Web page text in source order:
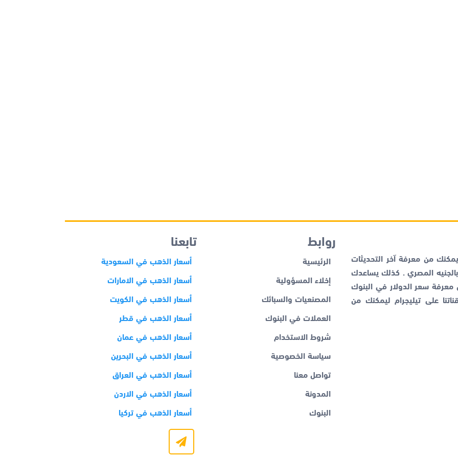
من معرفة آخر التحديثات
المصري . كذلك يساعدك
معرفة سعر الدولار في البنوك
على تيليجرام ليمكنك من
روابط
الرئيسية
إخلاء المسؤولية
المصنعيات والسبائك
العملات في البنوك
شروط الاستخدام
سياسة الخصوصية
تواصل معنا
المدونة
البنوك
تابعنا
أسعار الذهب في السعودية
أسعار الذهب في الامارات
أسعار الذهب في الكويت
أسعار الذهب في قطر
أسعار الذهب في عمان
أسعار الذهب في البحرين
أسعار الذهب في العراق
أسعار الذهب في الاردن
أسعار الذهب في تركيا